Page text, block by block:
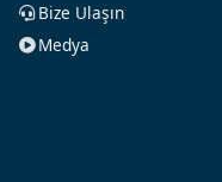
Bize Ulaşın
Medya